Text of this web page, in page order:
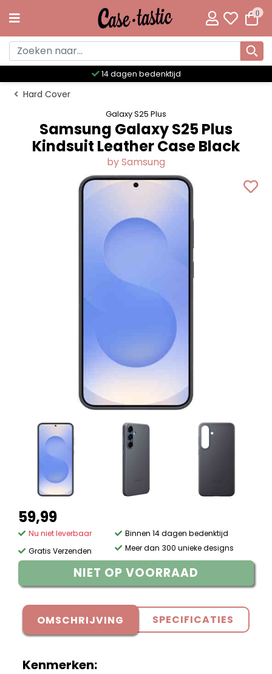
0
14 dagen bedenktijd
Hard Cover
Galaxy S25 Plus
Samsung Galaxy S25 Plus
Kindsuit Leather Case Black
by Samsung
59,99
Nu niet leverbaar
Gratis Verzenden
Binnen 14 dagen bedenktijd
Meer dan 300 unieke designs
NIET OP VOORRAAD
OMSCHRIJVING SPECIFICATIES
Kenmerken: